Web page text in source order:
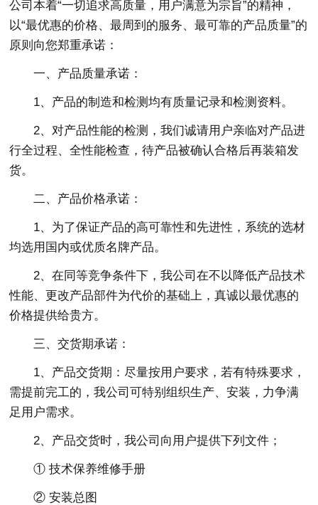
公司本着“一切追求高质量，用户满意为宗旨”的精神，
以“最优惠的价格、最周到的服务、最可靠的产品质量”的
原则向您郑重承诺：
一、产品质量承诺：
1、产品的制造和检测均有质量记录和检测资料。
2、对产品性能的检测，我们诚请用户亲临对产品进
行全过程、全性能检查，待产品被确认合格后再装箱发
货。
二、产品价格承诺：
1、为了保证产品的高可靠性和先进性，系统的选材
均选用国内或优质名牌产品。
2、在同等竞争条件下，我公司在不以降低产品技术
性能、更改产品部件为代价的基础上，真诚以最优惠的
价格提供给贵方。
三、交货期承诺：
1、产品交货期：尽量按用户要求，若有特殊要求，
需提前完工的，我公司可特别组织生产、安装，力争满
足用户需求。
2、产品交货时，我公司向用户提供下列文件；
① 技术保养维修手册
② 安装总图